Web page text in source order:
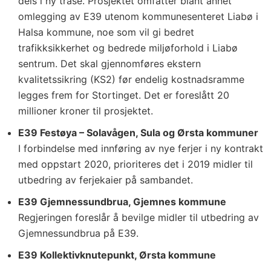
omlegging av E39 utenom kommunesenteret Liabø i
Halsa kommune, noe som vil gi bedret
trafikksikkerhet og bedrede miljøforhold i Liabø
sentrum. Det skal gjennomføres ekstern
kvalitetssikring (KS2) før endelig kostnadsramme
legges frem for Stortinget. Det er foreslått 20
millioner kroner til prosjektet.
E39 Festøya – Solavågen, Sula og Ørsta kommuner
I forbindelse med innføring av nye ferjer i ny kontrakt
med oppstart 2020, prioriteres det i 2019 midler til
utbedring av ferjekaier på sambandet.
E39 Gjemnessundbrua, Gjemnes kommune
Regjeringen foreslår å bevilge midler til utbedring av
Gjemnessundbrua på E39.
E39 Kollektivknutepunkt, Ørsta kommune